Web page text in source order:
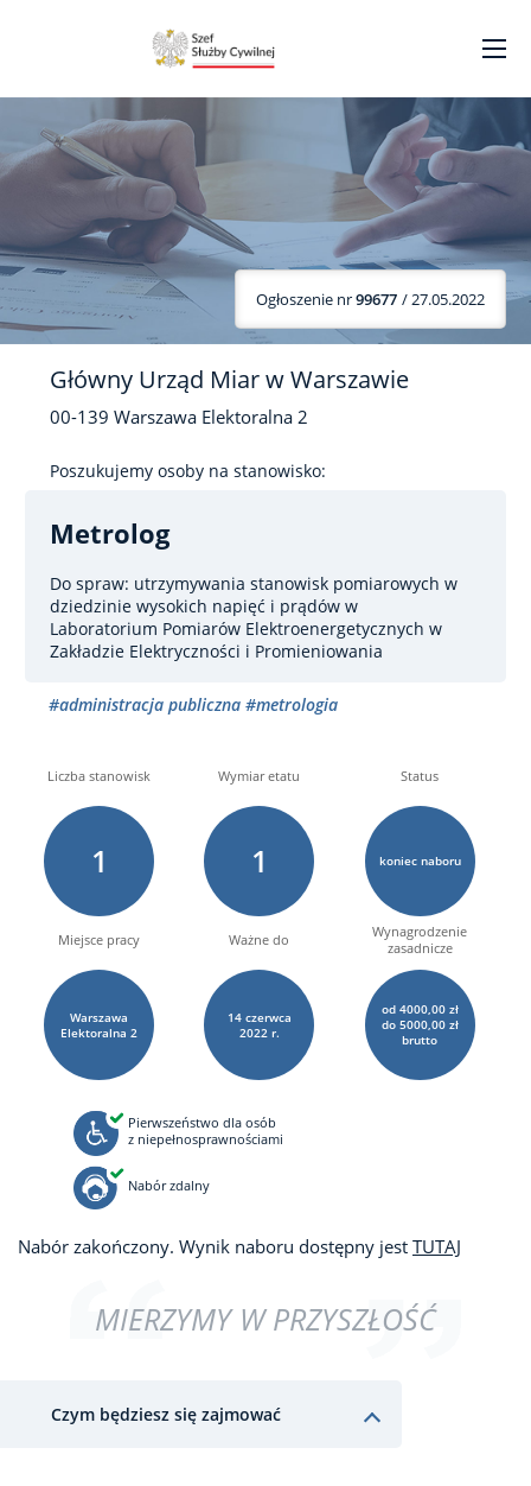
Ogłoszenie nr99677 / 27.05.2022
Główny Urząd Miar w Warszawie
00-139 Warszawa Elektoralna 2
Poszukujemy osoby na stanowisko:
Metrolog
Do spraw: utrzymywania stanowisk pomiarowych w
dziedzinie wysokich napięć i prądów w
Laboratorium Pomiarów Elektroenergetycznych w
Zakładzie Elektryczności i Promieniowania
#administracja publiczna #metrologia
Liczba stanowisk
1
Wymiar etatu
1
Status
koniec naboru
Miejsce pracy
Warszawa
Elektoralna2
Ważne do
14 czerwca
2022 r.
Wynagrodzenie
zasadnicze
od 4000,00 zł
do 5000,00 zł
brutto
Pierwszeństwo dla osób
z niepełnosprawnościami
Nabór zdalny
Nabór zakończony. Wynik naboru dostępny jest TUTAJ
MIERZYMY W PRZYSZŁOŚĆ
Czym będziesz się zajmować